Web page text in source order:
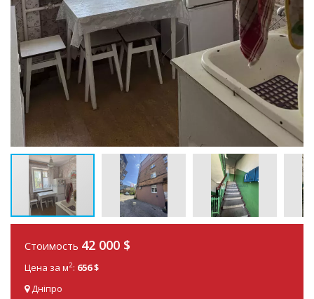
Стоимость 42 000 $
Цена за м2: 656 $
Дніпро